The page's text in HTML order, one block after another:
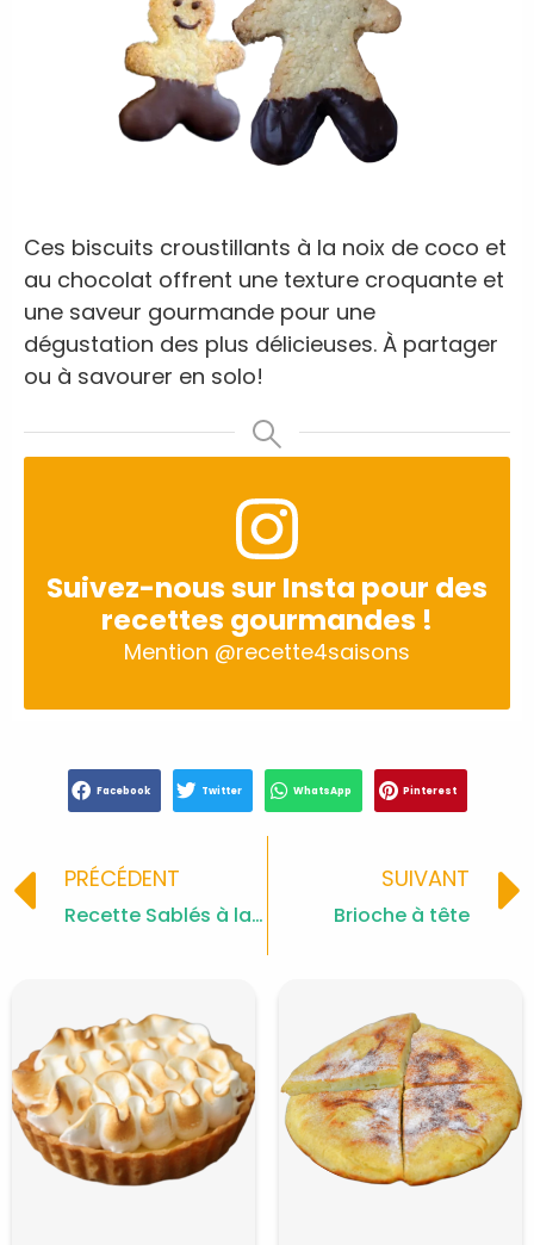
Ces biscuits croustillants à la noix de coco et
au chocolat offrent une texture croquante et
une saveur gourmande pour une
dégustation des plus délicieuses. À partager
ou à savourer en solo!
Suivez-nous sur Insta pour des
recettes gourmandes !
Mention @recette4saisons
Facebook Twitter WhatsApp Pinterest
Prev
PRÉCÉDENT
Recette Sablés à la Confiture Moelleux
SUIVANT
Brioche à tête